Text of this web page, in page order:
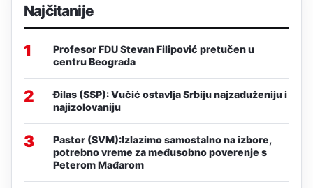
Najčitanije
1
Profesor FDU Stevan Filipović pretučen u
centru Beograda
2
Đilas (SSP): Vučić ostavlja Srbiju najzaduženiju i
najizolovaniju
3
Pastor (SVM):Izlazimo samostalno na izbore,
potrebno vreme za međusobno poverenje s
Peterom Mađarom